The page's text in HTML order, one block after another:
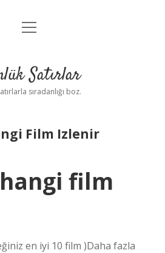
Anasayfa
Yasal Uyarı
menüyü
Satırlar
sıradanlığı boz.
Film Izlenir
film
en iyi 10 film )Daha fazla